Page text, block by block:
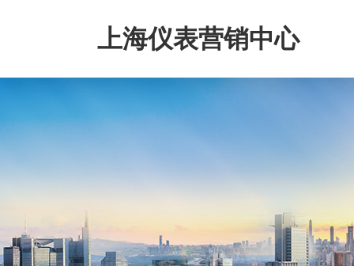
上海仪表营销中心